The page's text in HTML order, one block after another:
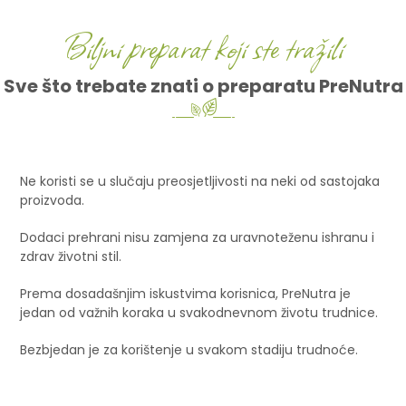
Biljni preparat koji ste tražili
Sve što trebate znati o preparatu PreNutra
Ne koristi se u slučaju preosjetljivosti na neki od sastojaka
proizvoda.
Dodaci prehrani nisu zamjena za uravnoteženu ishranu i
zdrav životni stil.
Prema dosadašnjim iskustvima korisnica, PreNutra je
jedan od važnih koraka u svakodnevnom životu trudnice.
Bezbjedan je za korištenje u svakom stadiju trudnoće.